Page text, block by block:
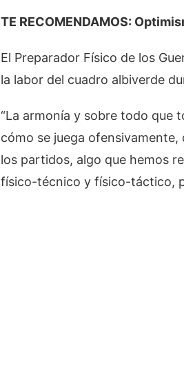
TE RECOMENDAMOS:
El Preparador Físico de los
la labor del cuadro albiverde
“La armonía y sobre todo que
cómo se juega
los partidos, algo que hemos
físico-técnico y físico-táctico,